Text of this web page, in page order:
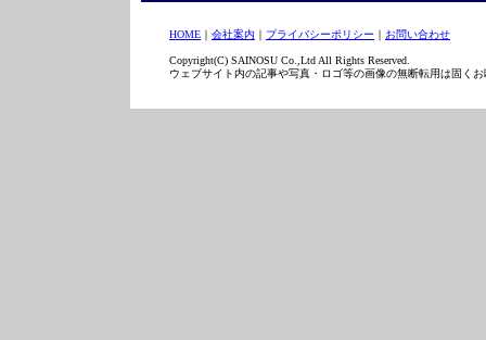
HOME ｜ 会社案内 ｜ プライバシーポリシー ｜ お問い合わせ
Copyright(C) SAINOSU Co.,Ltd All Rights Reserved.
ウェブサイト内の記事や写真・ロゴ等の画像の無断転用は固く